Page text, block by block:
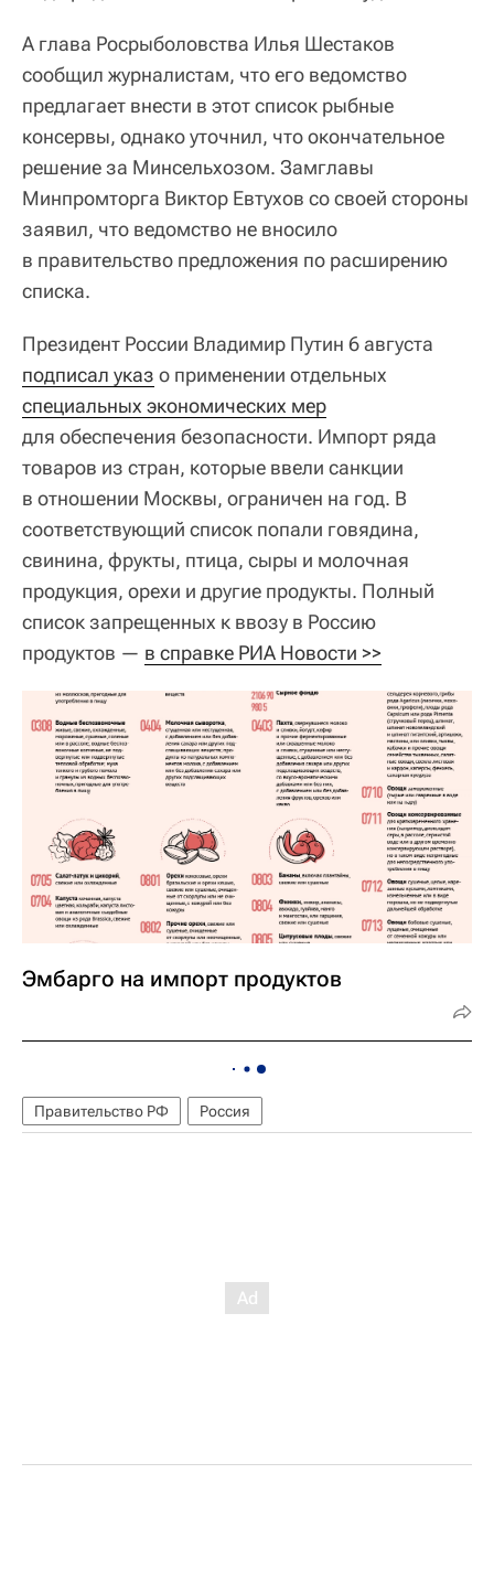
А глава Росрыболовства Илья Шестаков
сообщил журналистам, что его ведомство
предлагает внести в этот список рыбные
консервы, однако уточнил, что окончательное
решение за Минсельхозом. Замглавы
Минпромторга Виктор Евтухов со своей стороны
заявил, что ведомство не вносило
в правительство предложения по расширению
списка.
Президент России Владимир Путин 6 августа
подписал указ о применении отдельных
специальных экономических мер
для обеспечения безопасности. Импорт ряда
товаров из стран, которые ввели санкции
в отношении Москвы, ограничен на год. В
соответствующий список попали говядина,
свинина, фрукты, птица, сыры и молочная
продукция, орехи и другие продукты. Полный
список запрещенных к ввозу в Россию
продуктов — в справке РИА Новости >>
Эмбарго на импорт продуктов
Правительство РФ Россия